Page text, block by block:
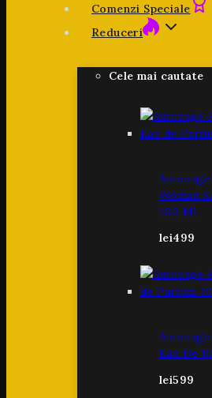
Comenzi Speciale
Reduceri
Cele mai cautate
Woman
100 Ml
lei499
Eau De
lei599